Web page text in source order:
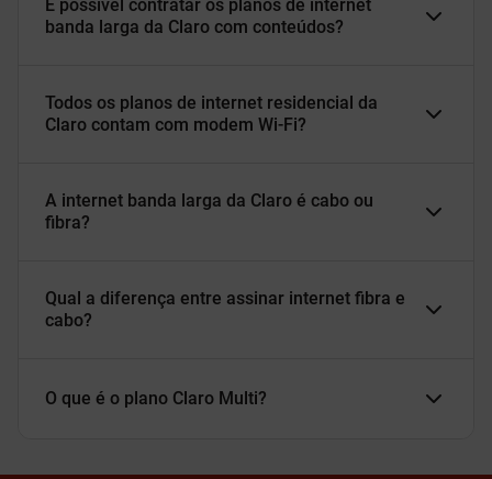
É possível contratar os planos de internet
banda larga da Claro com conteúdos?
Todos os planos de internet residencial da
Claro contam com modem Wi-Fi?
A internet banda larga da Claro é cabo ou
fibra?
Qual a diferença entre assinar internet fibra e
cabo?
O que é o plano Claro Multi?